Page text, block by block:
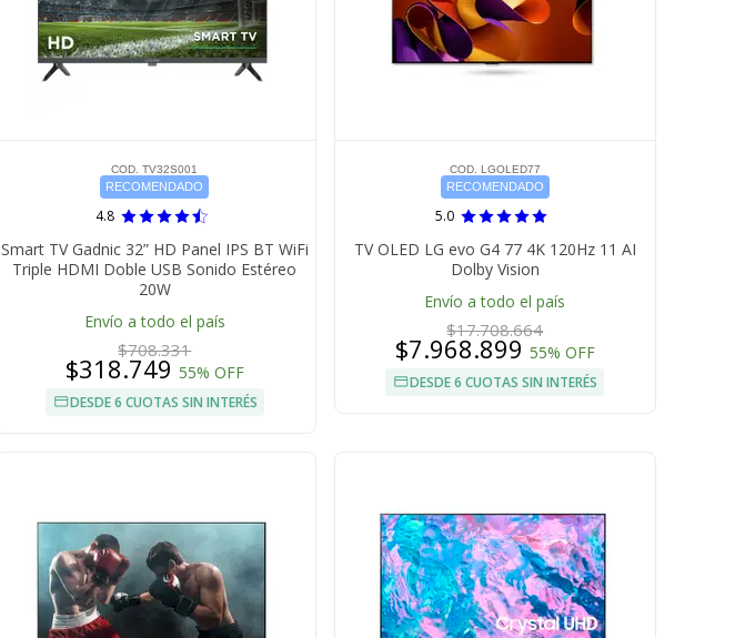
COD. TV32S001
RECOMENDADO
4.8
Smart TV Gadnic 32” HD Panel IPS BT WiFi
Triple HDMI Doble USB Sonido Estéreo
20W
Envío a todo el país
$708.331
$318.749 55% OFF
DESDE 6 CUOTAS SIN INTERÉS
COD. LGOLED77
RECOMENDADO
5.0
TV OLED LG evo G4 77 4K 120Hz 11 AI
Dolby Vision
Envío a todo el país
$17.708.664
$7.968.899 55% OFF
DESDE 6 CUOTAS SIN INTERÉS